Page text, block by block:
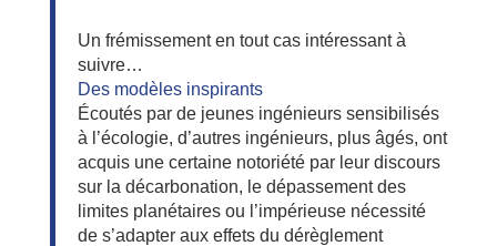
Un frémissement en tout cas intéressant à
suivre…
Des modèles inspirants
Écoutés par de jeunes ingénieurs sensibilisés
à l’écologie, d’autres ingénieurs, plus âgés, ont
acquis une certaine notoriété par leur discours
sur la décarbonation, le dépassement des
limites planétaires ou l’impérieuse nécessité
de s’adapter aux effets du dérèglement